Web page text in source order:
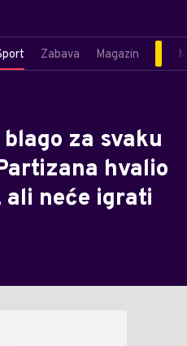
Zabava Magazin
za svaku
hvalio
ali neće igrati